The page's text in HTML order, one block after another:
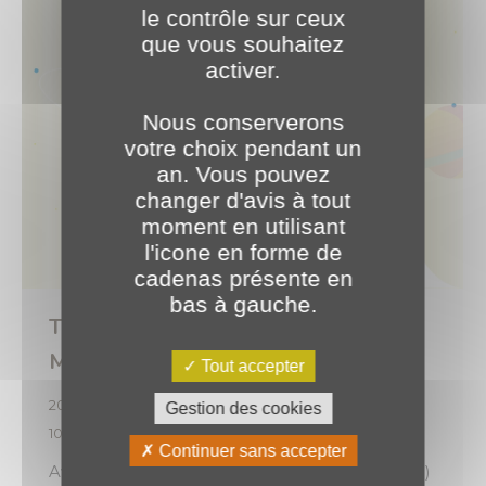
Travaillez plus intelligemment avec
Microsoft 365
2022 ,Technologie Paro.brotel
10 août 2022
Avec Microsoft 365 (anciennement Office 365)
le contrôle sur ceux
que vous souhaitez
activer.
Nous conserverons
votre choix pendant un
an. Vous pouvez
changer d'avis à tout
moment en utilisant
l'icone en forme de
cadenas présente en
bas à gauche.
Tout accepter
Gestion des cookies
Continuer sans accepter